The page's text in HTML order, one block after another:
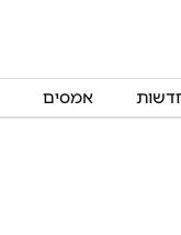
אמסים